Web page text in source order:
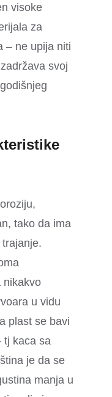
visoke
za
– ne upija niti
svoj
tako da ima
nikakvo
u vidu
plast se bavi
tj kaca sa
je da se
manja u